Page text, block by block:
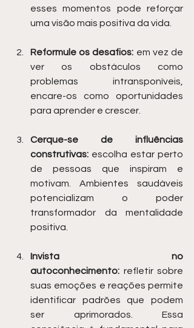
esses momentos pode reforçar
uma visão mais positiva da vida.
Reformule os desafios: em vez de
ver os obstáculos como
problemas intransponíveis,
encare-os como oportunidades
para aprender e crescer.
Cerque-se de influências
construtivas: escolha estar perto
de pessoas que inspiram e
motivam. Ambientes saudáveis
potencializam o poder
transformador da mentalidade
positiva.
Invista no
autoconhecimento: refletir sobre
suas emoções e reações permite
identificar padrões que podem
ser aprimorados. Essa